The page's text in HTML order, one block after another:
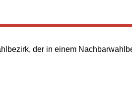
der in einem